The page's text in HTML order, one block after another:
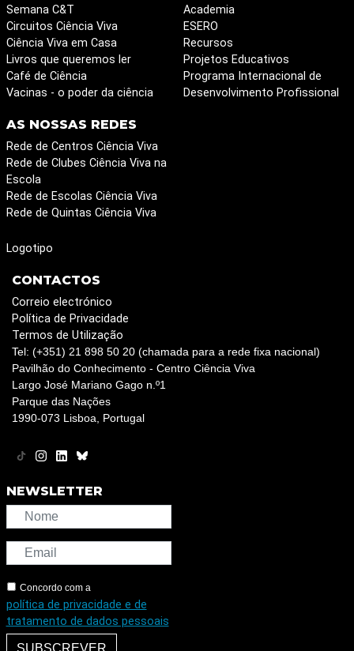
Semana C&T
Circuitos Ciência Viva
Ciência Viva em Casa
Livros que queremos ler
Café de Ciência
Vacinas - o poder da ciência
Academia
ESERO
Recursos
Projetos Educativos
Programa Internacional de
Desenvolvimento Profissional
AS NOSSAS REDES
Rede de Centros Ciência Viva
Rede de Clubes Ciência Viva na
Escola
Rede de Escolas Ciência Viva
Rede de Quintas Ciência Viva
Logotipo
CONTACTOS
Correio electrónico
Política de Privacidade
Termos de Utilização
Tel: (+351) 21 898 50 20 (chamada para a rede fixa nacional)
Pavilhão do Conhecimento - Centro Ciência Viva
Largo José Mariano Gago n.º1
Parque das Nações
1990-073 Lisboa, Portugal
NEWSLETTER
Concordo com a
política de privacidade e de
tratamento de dados pessoais
SUBSCREVER